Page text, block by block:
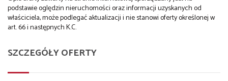
podstawie oględzin nieruchomości oraz informacji uzyskanych od
właściciela, może podlegać aktualizacji i nie stanowi oferty określonej w
art. 66 i następnych K.C.
SZCZEGÓŁY OFERTY